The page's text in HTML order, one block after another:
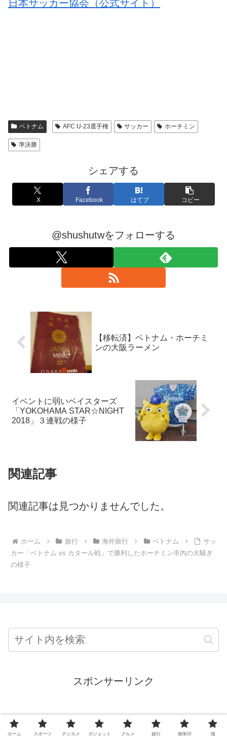
日本サッカー協会（公式サイト）
ベトナム AFC U-23選手権 サッカー ホーチミン
準決勝
シェアする
X Facebook はてブ コピー
@shushutwをフォローする
【移転済】ベトナム・ホーチミ
ンの大阪ラーメン
イベントに弱いベイスターズ
「YOKOHAMA STAR☆NIGHT
2018」３連戦の様子
関連記事
関連記事は見つかりませんでした。
ホーム 旅行 海外旅行 ベトナム
サッ
カー「ベトナム vs カタール戦」で勝利したホーチミン市内の大騒ぎ
の様子
スポンサーリンク
ホーム スポーツ デジカメ ガジェット グルメ 旅行 御朱印 猫